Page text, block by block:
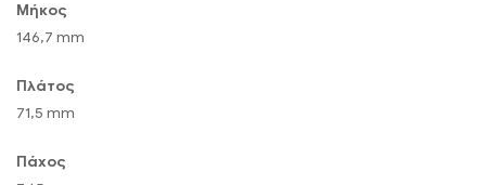
Μήκος
146,7 mm
Πλάτος
71,5 mm
Πάχος